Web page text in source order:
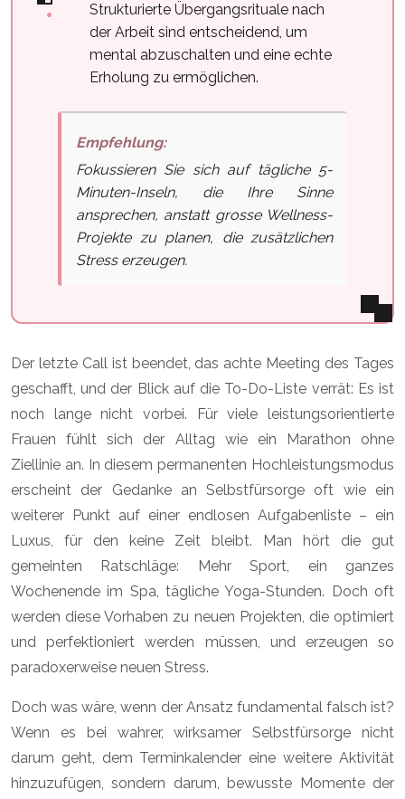
Strukturierte Übergangsrituale nach
der Arbeit sind entscheidend, um
mental abzuschalten und eine echte
Erholung zu ermöglichen.
Empfehlung:
Fokussieren Sie sich auf tägliche 5-
Minuten-Inseln, die Ihre Sinne
ansprechen, anstatt grosse Wellness-
Projekte zu planen, die zusätzlichen
Stress erzeugen.
Der letzte Call ist beendet, das achte Meeting des Tages
geschafft, und der Blick auf die To-Do-Liste verrät: Es ist
noch lange nicht vorbei. Für viele leistungsorientierte
Frauen fühlt sich der Alltag wie ein Marathon ohne
Ziellinie an. In diesem permanenten Hochleistungsmodus
erscheint der Gedanke an Selbstfürsorge oft wie ein
weiterer Punkt auf einer endlosen Aufgabenliste – ein
Luxus, für den keine Zeit bleibt. Man hört die gut
gemeinten Ratschläge: Mehr Sport, ein ganzes
Wochenende im Spa, tägliche Yoga-Stunden. Doch oft
werden diese Vorhaben zu neuen Projekten, die optimiert
und perfektioniert werden müssen, und erzeugen so
paradoxerweise neuen Stress.
Doch was wäre, wenn der Ansatz fundamental falsch ist?
Wenn es bei wahrer, wirksamer Selbstfürsorge nicht
darum geht, dem Terminkalender eine weitere Aktivität
hinzuzufügen, sondern darum, bewusste Momente der